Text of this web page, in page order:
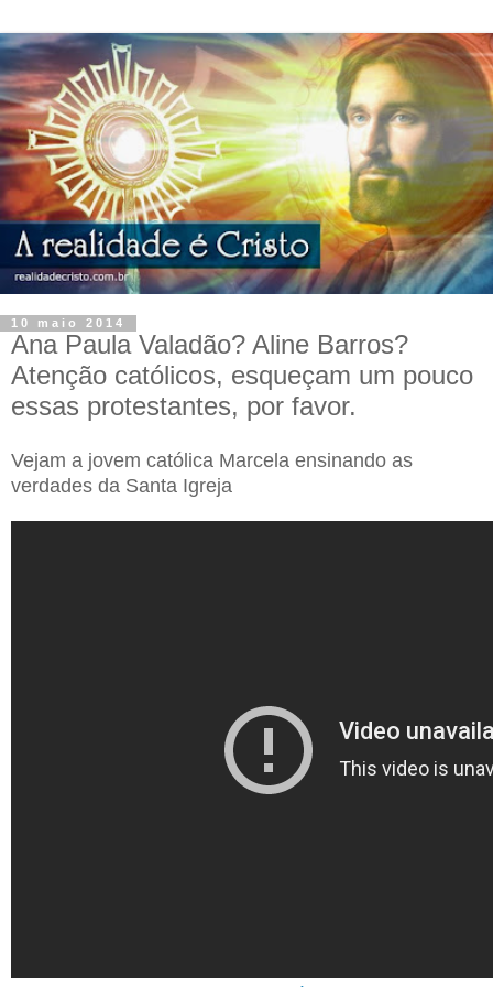
10 maio 2014
Ana Paula Valadão? Aline Barros?
Atenção católicos, esqueçam um pouco
essas protestantes, por favor.
Vejam a jovem católica Marcela ensinando as
verdades da Santa Igreja